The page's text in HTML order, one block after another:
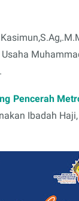
.
Pencerah
Ibadah